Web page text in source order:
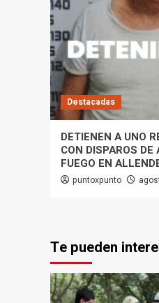
Destacadas
DETIENEN A UNO
CON DISPAROS DE
FUEGO EN
puntoxpunto
Te pueden